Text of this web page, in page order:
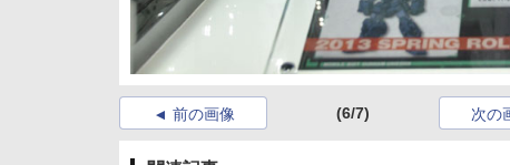
前の画像 (6/7) 次の